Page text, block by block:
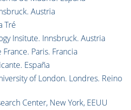
Austria
Tré
Insitute. Innsbruck. Austria
France. Paris. Francia
España
of London. Londres. Reino
Center, New York, EEUU